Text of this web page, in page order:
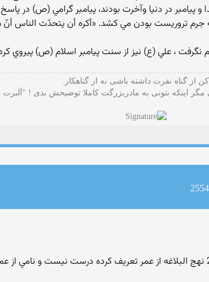
و پيامبر در دنيا وآخرت بودند، پيامبر گرامي (ص) در
جرم تروريست بودن مي كشد. «أكره أن يتحدّث الناس
نگرفت ، علي (ع) نيز از سنت پيامبر اسلام (ص) پيروي
از گناه نفرت داشته باشی نه از گناهکار.
اینکه بتونی به مادربزرگت کاملا توضیحش بدی ! "آلبرت
اولاً : آن چه كه به حضرت علي (ع) نسبت مي دهند كه در در خطبه 228 نهج البلاغه از عمر